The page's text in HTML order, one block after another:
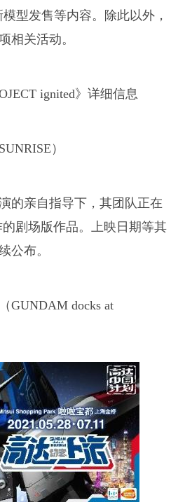
型发售等内容。除此以外，
相关活动。
ignited》详细信息
）
亲自指导下，其团队正在
剧场版作品。上映日期等其
公布。
docks at